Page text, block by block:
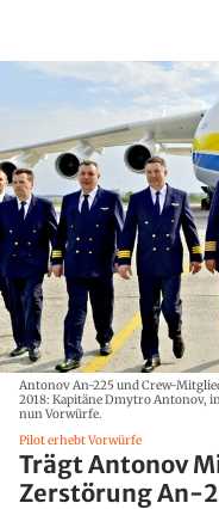
Antonov An-225 und Crew-
2018: Kapitäne Dmytro Antonov,
nun Vorwürfe.
Pilot erhebt Vorwürfe
Trägt Antonov
Zerstörung An-